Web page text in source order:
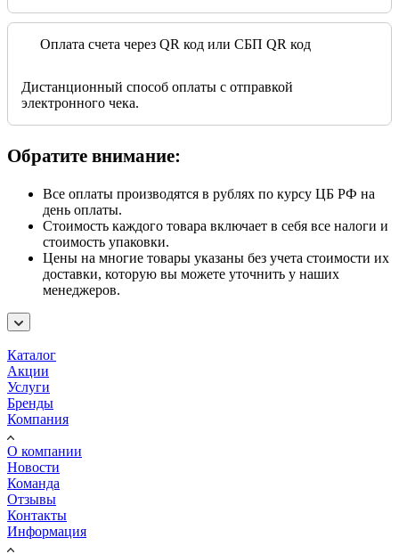
Оплата счета через QR код или СБП QR код
Дистанционный способ оплаты с отправкой
электронного чека.
Обратите внимание:
Все оплаты производятся в рублях по курсу ЦБ РФ на
день оплаты.
Стоимость каждого товара включает в себя все налоги и
стоимость упаковки.
Цены на многие товары указаны без учета стоимости их
доставки, которую вы можете уточнить у наших
менеджеров.
Каталог
Акции
Услуги
Бренды
Компания
О компании
Новости
Команда
Отзывы
Контакты
Информация